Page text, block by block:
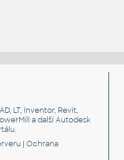
LT, Inventor, Revit,
a další Autodesk
.
|Ochrana